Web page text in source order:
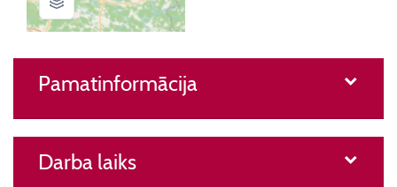
Pamatinformācija
Darba laiks